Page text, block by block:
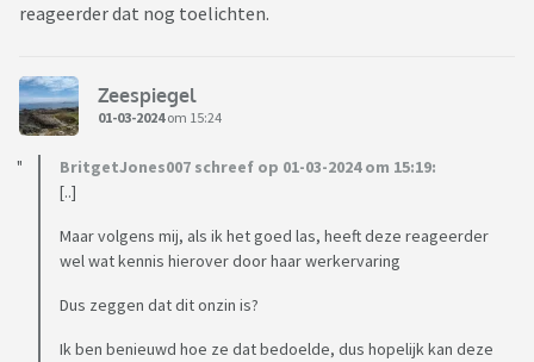
reageerder dat nog toelichten.
Zeespiegel
01-03-2024om 15:24
BritgetJones007 schreef op 01-03-2024 om 15:19:
[..]
Maar volgens mij, als ik het goed las, heeft deze reageerder
wel wat kennis hierover door haar werkervaring
Dus zeggen dat dit onzin is?
Ik ben benieuwd hoe ze dat bedoelde, dus hopelijk kan deze